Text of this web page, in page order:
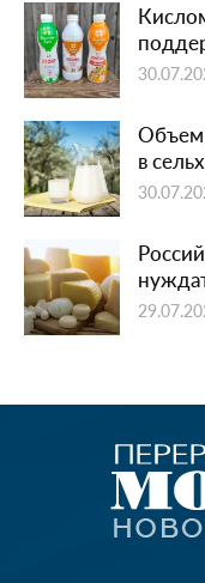
Объем
в